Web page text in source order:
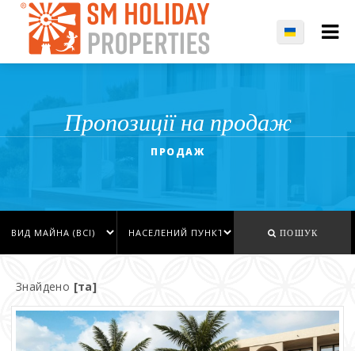
Пропозиції на продаж
ПРОДАЖ
ПОШУК
Знайдено [та]